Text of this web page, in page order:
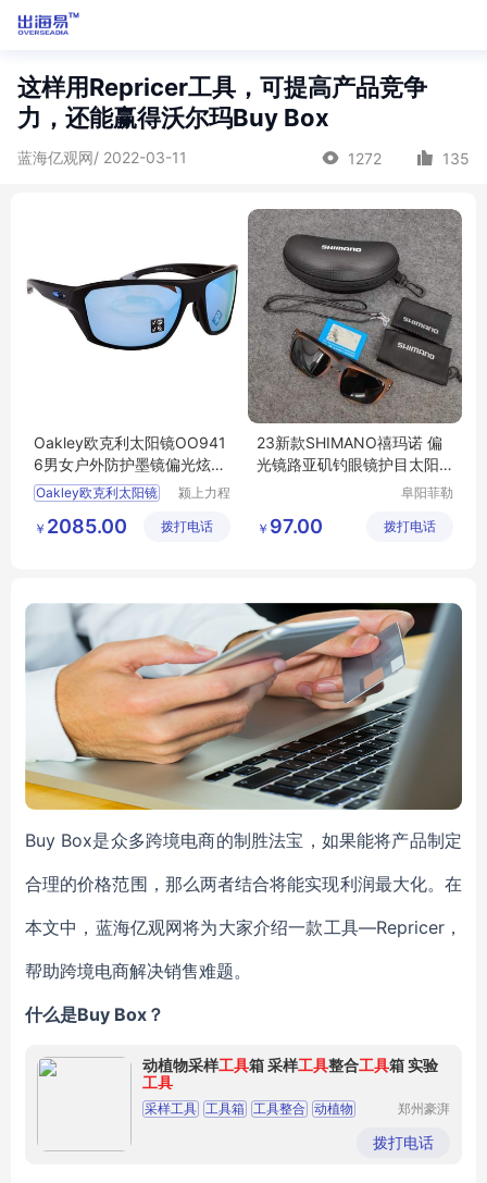
这样用Repricer工具，可提高产品竞争
力，还能赢得沃尔玛Buy Box
蓝海亿观网/ 2022-03-11 1272 135
Oakley欧克利太阳镜OO941
6男女户外防护墨镜偏光炫彩
水上运动眼镜
Oakley欧克利太阳镜
颍上力程
有限公司
￥ 2085.00 拨打电话
23新款SHIMANO禧玛诺 偏
光镜路亚矶钓眼镜护目太阳
阜阳菲勒
公司
￥ 97.00 拨打电话
Buy Box是众多跨境电商的制胜法宝，如果能将产品制定
合理的价格范围，那么两者结合将能实现利润最大化。在
本文中，蓝海亿观网将为大家介绍一款工具—Repricer，
帮助跨境电商解决销售难题。
什么是Buy Box？
动植物采样工具箱 采样工具整合工具箱 实验
工具
采样工具 工具箱 工具整合 动植物
郑州豪湃
有限公司
拨打电话